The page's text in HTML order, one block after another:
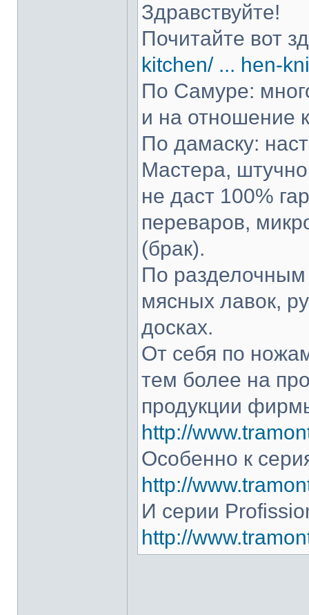
Здравствуйте!
Почитайте вот
kitchen/ ... hen-
По Самуре:
и на отношение
По дамаску:
Мастера,
не даст 100%
переваров,
(брак).
По разделочным
мясных лавок,
досках.
От себя по
тем более на
продукции
http://
Особенно к
http://
И серии
http://